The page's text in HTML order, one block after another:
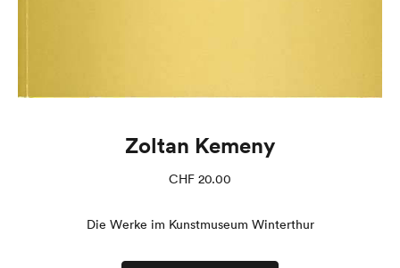
Zoltan Kemeny
CHF 20.00
Die Werke im Kunstmuseum Winterthur